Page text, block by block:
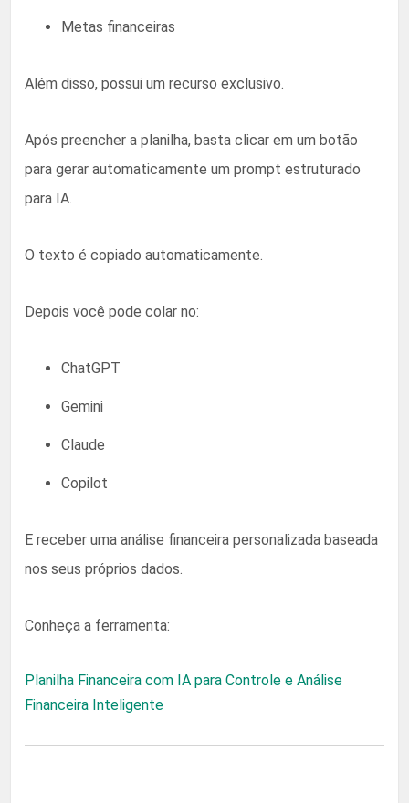
Metas financeiras
Além disso, possui um recurso exclusivo.
Após preencher a planilha, basta clicar em um botão
para gerar automaticamente um prompt estruturado
para IA.
O texto é copiado automaticamente.
Depois você pode colar no:
ChatGPT
Gemini
Claude
Copilot
E receber uma análise financeira personalizada baseada
nos seus próprios dados.
Conheça a ferramenta:
Planilha Financeira com IA para Controle e Análise
Financeira Inteligente